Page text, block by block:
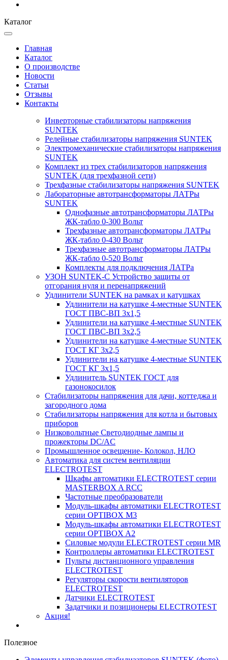
Каталог
Главная
Каталог
О производстве
Новости
Статьи
Отзывы
Контакты
Инверторные стабилизаторы напряжения
SUNTEK
Релейные стабилизаторы напряжения SUNTEK
Электромеханические стабилизаторы напряжения
SUNTEK
Комплект из трех стабилизаторов напряжения
SUNTEK (для трехфазной сети)
Трехфазные стабилизаторы напряжения SUNTEK
Лабораторные автотрансформаторы ЛАТРы
SUNTEK
Однофазные автотрансформаторы ЛАТРы
ЖК-табло 0-300 Вольт
Трехфазные автотрансформаторы ЛАТРы
ЖК-табло 0-430 Вольт
Трехфазные автотрансформаторы ЛАТРы
ЖК-табло 0-520 Вольт
Комплекты для подключения ЛАТРа
УЗОН SUNTEK-C Устройство защиты от
отгорания нуля и перенапряжений
Удлинители SUNTEK на рамках и катушках
Удлинители на катушке 4-местные SUNTEK
ГОСТ ПВС-ВП 3х1,5
Удлинители на катушке 4-местные SUNTEK
ГОСТ ПВС-ВП 3х2,5
Удлинители на катушке 4-местные SUNTEK
ГОСТ КГ 3х2,5
Удлинители на катушке 4-местные SUNTEK
ГОСТ КГ 3х1,5
Удлинитель SUNTEK ГОСТ для
газонокосилок
Стабилизаторы напряжения для дачи, коттеджа и
загородного дома
Стабилизаторы напряжения для котла и бытовых
приборов
Низковольтные Светодиодные лампы и
прожекторы DC/AC
Промышленное освещение- Колокол, НЛО
Автоматика для систем вентиляции
ELECTROTEST
Шкафы автоматики ELECTROTEST серии
MASTERBOX A RCC
Частотные преобразователи
Модуль-шкафы автоматики ELECTROTEST
серии OPTIBOX M3
Модуль-шкафы автоматики ELECTROTEST
серии OPTIBOX A2
Силовые модули ELECTROTEST серии MR
Контроллеры автоматики ELECTROTEST
Пульты дистанционного управления
ELECTROTEST
Регуляторы скорости вентиляторов
ELECTROTEST
Датчики ELECTROTEST
Задатчики и позиционеры ELECTROTEST
Акция!
Полезное